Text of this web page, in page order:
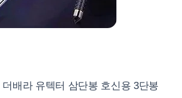
더배라 유텍터 삼단봉 호신용 3단봉